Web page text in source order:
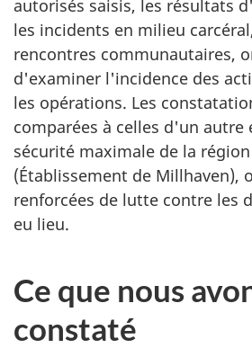
autorisés saisis, les résultats
les incidents en milieu
rencontres communautaires,
d'examiner l'incidence des
les opérations. Les
comparées à celles d'un autre
sécurité maximale de la
(Établissement de Millhaven),
renforcées de lutte contre les
eu lieu.
Ce que nous
constaté